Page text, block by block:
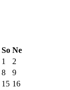
So Ne
1
2
8
9
15 16